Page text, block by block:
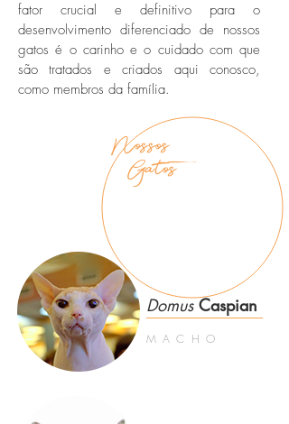
fator crucial e definitivo para o
desenvolvimento diferenciado de nossos
gatos é o carinho e o cuidado com que
são tratados e criados aqui conosco,
como membros da família.
Nossos
Gatos
Domus Caspian
MACHO